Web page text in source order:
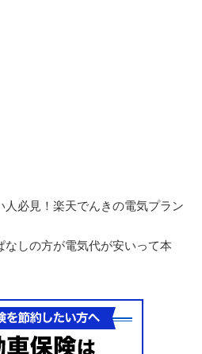
人必見！楽天でんきの電気プラン
なしの方が電気代が安いって本